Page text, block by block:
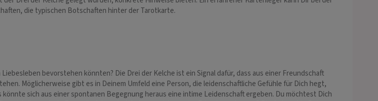
die typischen Botschaften hinter der Tarotkarte.
bevorstehen könnten? Die Drei der Kelche ist ein Signal dafür, dass aus einer Freundschaft
Möglicherweise gibt es in Deinem Umfeld eine Person, die leidenschaftliche Gefühle für Dich hegt,
könnte sich aus einer spontanen Begegnung heraus eine intime Leidenschaft ergeben. Du möchtest Dich